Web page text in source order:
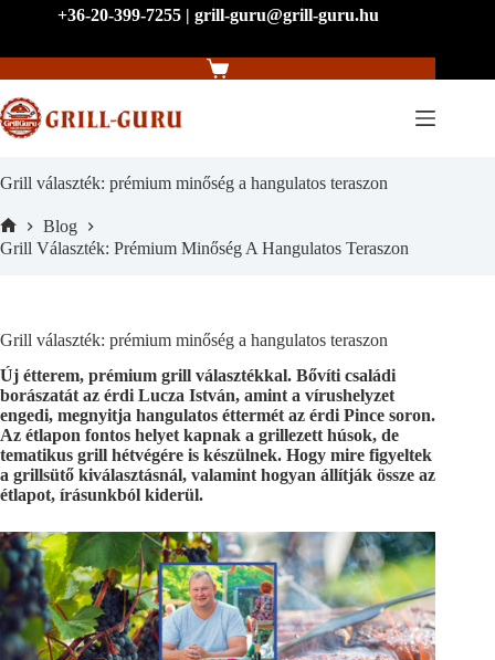
+36-20-399-7255 | grill-guru@grill-guru.hu
Shopping
Grill választék: prémium minőség a hangulatos teraszon
Home
Blog
Grill Választék: Prémium Minőség A Hangulatos Teraszon
Grill választék: prémium minőség a hangulatos teraszon
Új étterem, prémium grill választékkal. Bővíti családi
borászatát az érdi Lucza István, amint a vírushelyzet
engedi, megnyitja hangulatos éttermét az érdi Pince soron.
Az étlapon fontos helyet kapnak a grillezett húsok, de
tematikus grill hétvégére is készülnek. Hogy mire figyeltek
a grillsütő kiválasztásnál, valamint hogyan állítják össze az
étlapot, írásunkból kiderül.